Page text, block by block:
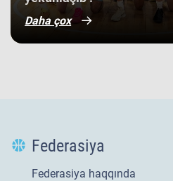
Daha çox
Federasiya
Federasiya haqqında